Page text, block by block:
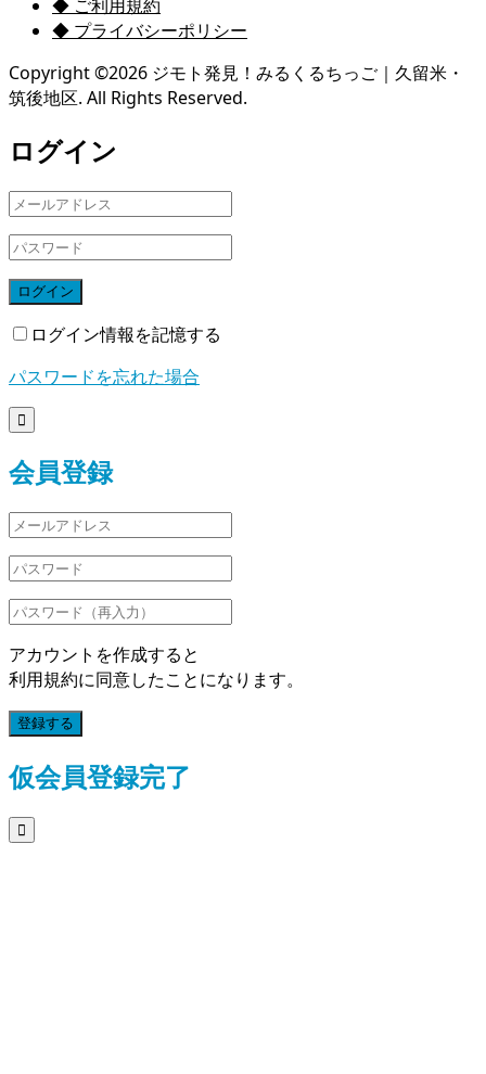
◆ ご利用規約
◆ プライバシーポリシー
Copyright ©2026 ジモト発見！みるくるちっご｜久留米・
筑後地区. All Rights Reserved.
ログイン
ログイン
ログイン情報を記憶する
パスワードを忘れた場合

会員登録
アカウントを作成すると
利用規約に同意したことになります。
登録する
仮会員登録完了
